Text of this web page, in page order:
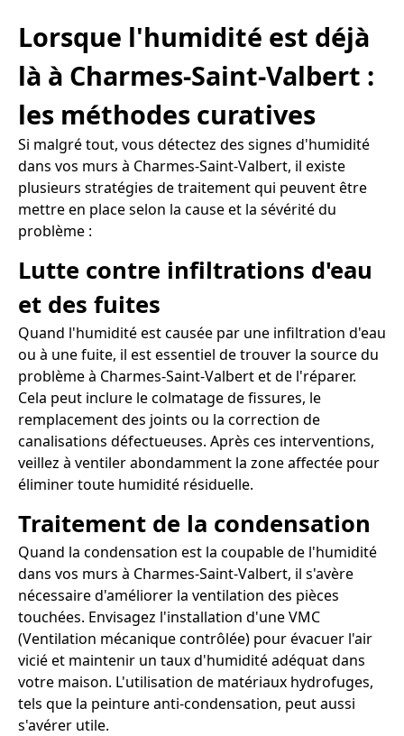
Lorsque l'humidité est déjà
là à Charmes-Saint-Valbert :
les méthodes curatives
Si malgré tout, vous détectez des signes d'humidité
dans vos murs à Charmes-Saint-Valbert, il existe
plusieurs stratégies de traitement qui peuvent être
mettre en place selon la cause et la sévérité du
problème :
Lutte contre infiltrations d'eau
et des fuites
Quand l'humidité est causée par une infiltration d'eau
ou à une fuite, il est essentiel de trouver la source du
problème à Charmes-Saint-Valbert et de l'réparer.
Cela peut inclure le colmatage de fissures, le
remplacement des joints ou la correction de
canalisations défectueuses. Après ces interventions,
veillez à ventiler abondamment la zone affectée pour
éliminer toute humidité résiduelle.
Traitement de la condensation
Quand la condensation est la coupable de l'humidité
dans vos murs à Charmes-Saint-Valbert, il s'avère
nécessaire d'améliorer la ventilation des pièces
touchées. Envisagez l'installation d'une VMC
(Ventilation mécanique contrôlée) pour évacuer l'air
vicié et maintenir un taux d'humidité adéquat dans
votre maison. L'utilisation de matériaux hydrofuges,
tels que la peinture anti-condensation, peut aussi
s'avérer utile.